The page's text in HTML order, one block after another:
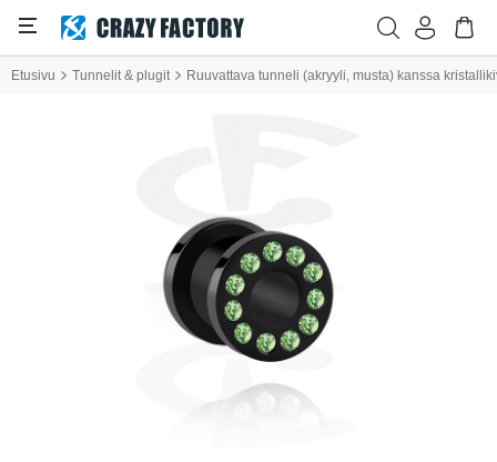
Etusivu Tunnelit & plugit Ruuvattava tunneli (akryyli, musta) kanssa